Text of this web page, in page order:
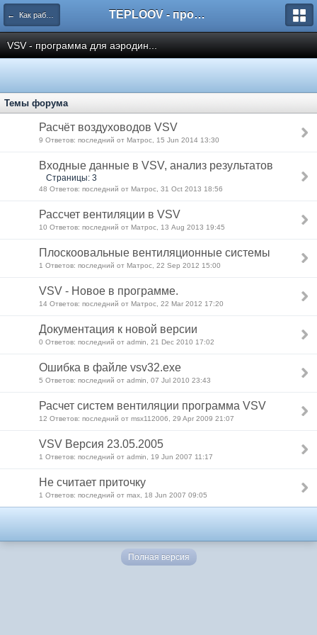
← Как работать с пакетом TeploOV? TEPLOOV - программный комплекс для расчёта систем отопления и вентиляции
VSV - программа для аэродин...
Темы форума
Расчёт воздуховодов VSV
9 Ответов: последний от Матрос, 15 Jun 2014 13:30
Входные данные в VSV, анализ результатов
Страницы: 3
48 Ответов: последний от Матрос, 31 Oct 2013 18:56
Рассчет вентиляции в VSV
10 Ответов: последний от Матрос, 13 Aug 2013 19:45
Плоскоовальные вентиляционные системы
1 Ответов: последний от Матрос, 22 Sep 2012 15:00
VSV - Новое в программе.
14 Ответов: последний от Матрос, 22 Mar 2012 17:20
Документация к новой версии
0 Ответов: последний от admin, 21 Dec 2010 17:02
Ошибка в файле vsv32.exe
5 Ответов: последний от admin, 07 Jul 2010 23:43
Расчет систем вентиляции программа VSV
12 Ответов: последний от msx112006, 29 Apr 2009 21:07
VSV Версия 23.05.2005
1 Ответов: последний от admin, 19 Jun 2007 11:17
Не считает приточку
1 Ответов: последний от max, 18 Jun 2007 09:05
Полная версия